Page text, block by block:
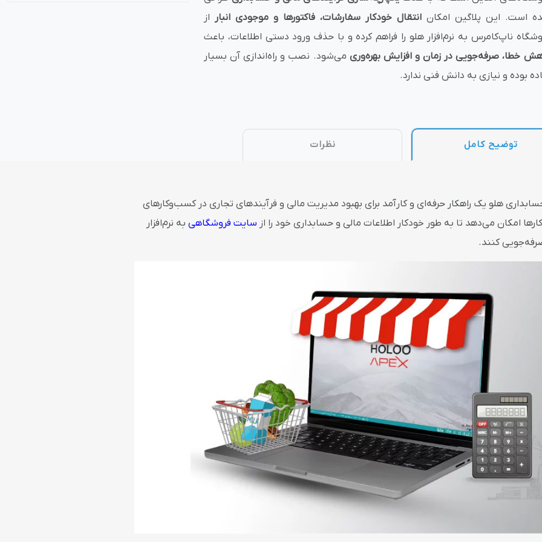
است. این پلاگین امکانانتقال خودکار سفارشات، فاکتورها و موجودی انبار از
ناپ‌کامرس به نرم‌افزار هلو را فراهم کرده و با حذف ورود دستی اطلاعات، باعث
خطا، صرفه‌جویی در زمان و افزایش بهره‌وری می‌شود. نصب و راه‌اندازی آن بسیار
بوده و نیازی به دانش فنی ندارد.
توضیح کامل نظرات
هلو یک راهکار حرفه‌ای و کارآمد برای بهبود مدیریت مالی و فرآیندهای تجاری در کسب‌وکارهای
امکان می‌دهد تا به طور خودکار اطلاعات مالی و حسابداری خود را از سایت فروشگاهیبه نرم‌افزار
کنند.